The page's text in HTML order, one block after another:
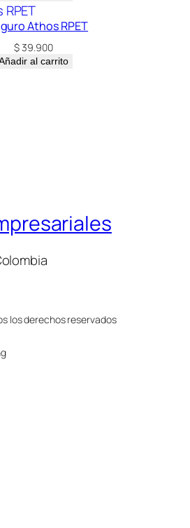
Athos RPET
$39.900
al carrito
los derechos reservados